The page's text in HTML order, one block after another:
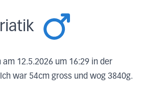
am 12.5.2026 um 16:29 in der
Ich war 54cm gross und wog 3840g.